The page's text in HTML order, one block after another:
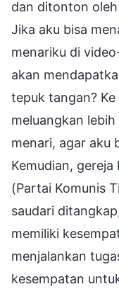
dan ditonton
Jika aku bisa
menariku di
akan
tepuk tangan?
meluangkan
menari, agar aku
Kemudian, gereja
(Partai Komunis
saudari
memiliki
menjalankan
kesempatan